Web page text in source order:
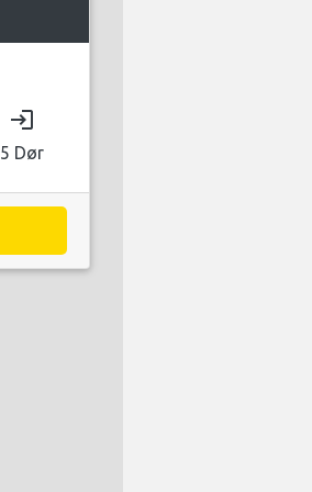
login
5 Dør